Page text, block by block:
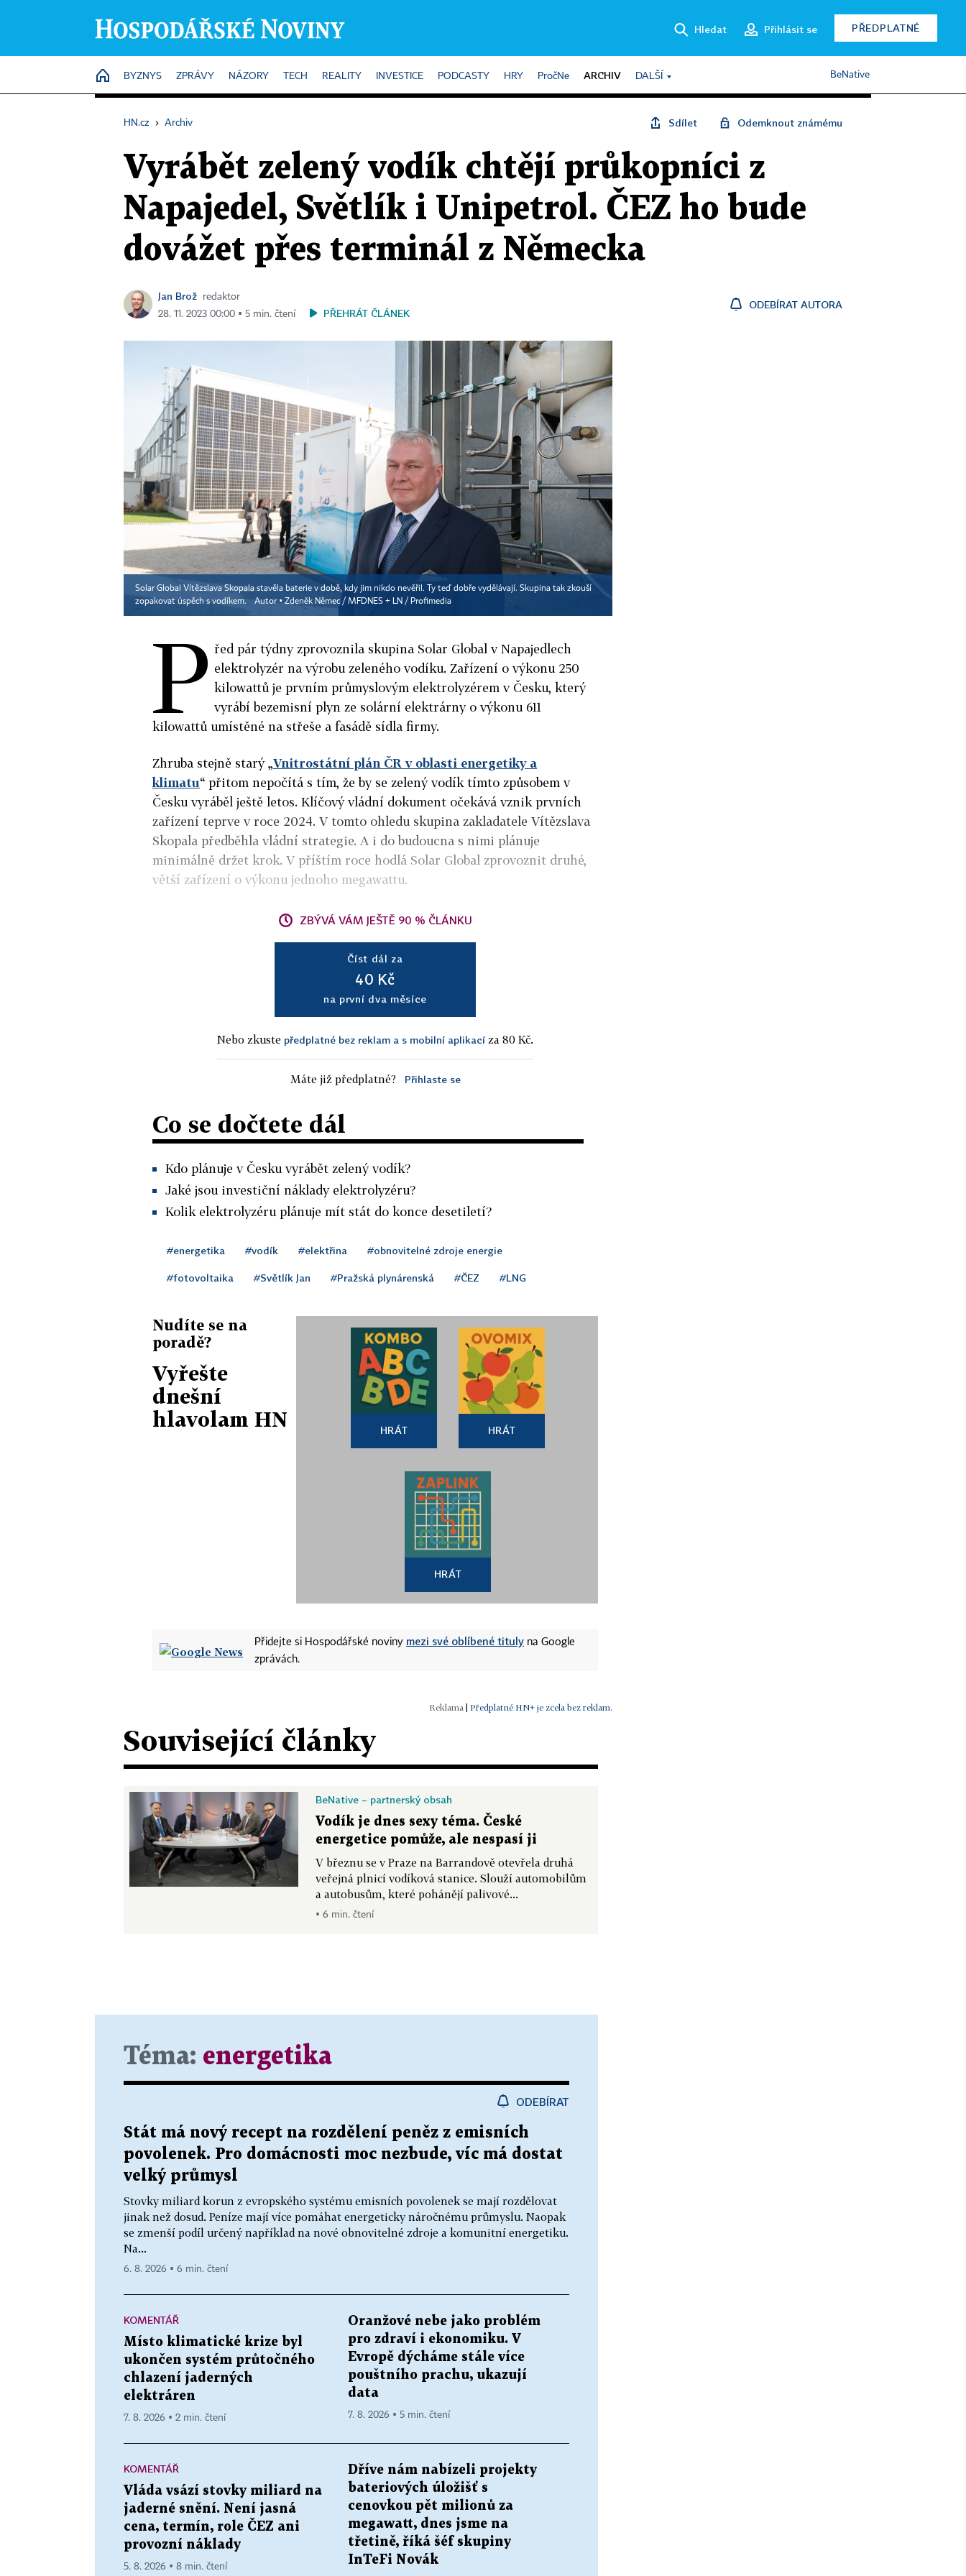
Hledat Přihlásit se PŘEDPLATNÉ
HOME
BYZNYS ZPRÁVY NÁZORY TECH REALITY INVESTICE PODCASTY HRY PročNe ARCHIV DALŠÍ BeNative
HN.cz › Archiv Sdílet Odemknout známému
Vyrábět zelený vodík chtějí průkopníci z
Napajedel, Světlík i Unipetrol. ČEZ ho bude
dovážet přes terminál z Německa
Jan Brož
redaktor
28. 11. 2023 00:00 ▪ 5 min. čtení
PŘEHRÁT ČLÁNEK
ODEBÍRAT AUTORA
Solar Global Vítězslava Skopala stavěla baterie v době, kdy jim nikdo nevěřil. Ty teď dobře vydělávají. Skupina tak zkouší
zopakovat úspěch s vodíkem.
Autor ▪ Zdeněk Němec / MFDNES + LN / Profimedia
P řed pár týdny zprovoznila skupina Solar Global v Napajedlech
elektrolyzér na výrobu zeleného vodíku. Zařízení o výkonu 250
kilowattů je prvním průmyslovým elektrolyzérem v Česku, který
vyrábí bezemisní plyn ze solární elektrárny o výkonu 611
kilowattů umístěné na střeše a fasádě sídla firmy.
Zhruba stejně starý „Vnitrostátní plán ČR v oblasti energetiky a
klimatu“ přitom nepočítá s tím, že by se zelený vodík tímto způsobem v
Česku vyráběl ještě letos. Klíčový vládní dokument očekává vznik prvních
zařízení teprve v roce 2024. V tomto ohledu skupina zakladatele Vítězslava
Skopala předběhla vládní strategie. A i do budoucna s nimi plánuje
minimálně držet krok. V příštím roce hodlá Solar Global zprovoznit druhé,
větší zařízení o výkonu jednoho megawattu.
ZBÝVÁ VÁM JEŠTĚ 90 % ČLÁNKU
Číst dál za
40 Kč
na první dva měsíce
Nebo zkuste předplatné bez reklam a s mobilní aplikací za 80 Kč.
Máte již předplatné? Přihlaste se
Co se dočtete dál
Kdo plánuje v Česku vyrábět zelený vodík?
Jaké jsou investiční náklady elektrolyzéru?
Kolik elektrolyzéru plánuje mít stát do konce desetiletí?
#energetika #vodík #elektřina #obnovitelné zdroje energie
#fotovoltaika #Světlík Jan #Pražská plynárenská #ČEZ #LNG
Nudíte se na
poradě?
Vyřešte
dnešní
hlavolam HN
HRÁT HRÁT
HRÁT
Přidejte si Hospodářské noviny mezi své oblíbené tituly na Google
zprávách.
| Předplatné HN+ je zcela bez reklam.
Související články
BeNative – partnerský obsah
Vodík je dnes sexy téma. České
energetice pomůže, ale nespasí ji
V březnu se v Praze na Barrandově otevřela druhá
veřejná plnicí vodíková stanice. Slouží automobilům
a autobusům, které pohánějí palivové...
▪ 6 min. čtení
Téma: energetika
ODEBÍRAT
Stát má nový recept na rozdělení peněz z emisních
povolenek. Pro domácnosti moc nezbude, víc má dostat
velký průmysl
Stovky miliard korun z evropského systému emisních povolenek se mají rozdělovat
jinak než dosud. Peníze mají více pomáhat energeticky náročnému průmyslu. Naopak
se zmenší podíl určený například na nové obnovitelné zdroje a komunitní energetiku.
Na...
6. 8. 2026 ▪ 6 min. čtení
KOMENTÁŘ
Místo klimatické krize byl
ukončen systém průtočného
chlazení jaderných
elektráren
7. 8. 2026 ▪ 2 min. čtení
Oranžové nebe jako problém
pro zdraví i ekonomiku. V
Evropě dýcháme stále více
pouštního prachu, ukazují
data
7. 8. 2026 ▪ 5 min. čtení
KOMENTÁŘ
Vláda vsází stovky miliard na
jaderné snění. Není jasná
cena, termín, role ČEZ ani
provozní náklady
5. 8. 2026 ▪ 8 min. čtení
Dříve nám nabízeli projekty
bateriových úložišť s
cenovkou pět milionů za
megawatt, dnes jsme na
třetině, říká šéf skupiny
InTeFi Novák